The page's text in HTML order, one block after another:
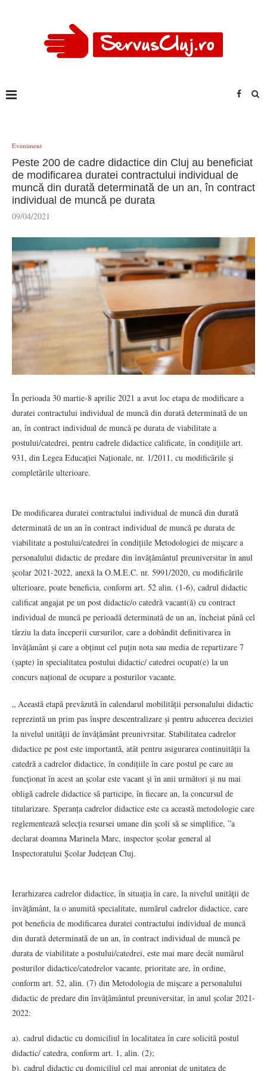
Eveniment
Peste 200 de cadre didactice din Cluj au beneficiat
de modificarea duratei contractului individual de
muncă din durată determinată de un an, în contract
individual de muncă pe durata
09/04/2021
În perioada 30 martie-8 aprilie 2021 a avut loc etapa de modificare a
duratei contractului individual de muncă din durată determinată de un
an, în contract individual de muncă pe durata de viabilitate a
postului/catedrei, pentru cadrele didactice calificate, în condiţiile art.
931, din Legea Educației Naționale, nr. 1/2011, cu modificările şi
completările ulterioare.
De modificarea duratei contractului individual de muncă din durată
determinată de un an în contract individual de muncă pe durata de
viabilitate a postului/catedrei în condițiile Metodologiei de mișcare a
personalului didactic de predare din învățământul preuniversitar în anul
școlar 2021-2022, anexă la O.M.E.C. nr. 5991/2020, cu modificările
ulterioare, poate beneficia, conform art. 52 alin. (1-6), cadrul didactic
calificat angajat pe un post didactic/o catedră vacant(ă) cu contract
individual de muncă pe perioadă determinată de un an, încheiat până cel
târziu la data începerii cursurilor, care a dobândit definitivarea în
învățământ și care a obținut cel puțin nota sau media de repartizare 7
(șapte) în specialitatea postului didactic/ catedrei ocupat(e) la un
concurs național de ocupare a posturilor vacante.
„ Această etapă prevăzută în calendarul mobilității personalului didactic
reprezintă un prim pas înspre descentralizare și pentru aducerea deciziei
la nivelul unității de învățământ preunivrsitar. Stabilitatea cadrelor
didactice pe post este importantă, atât pentru asigurarea continuității la
catedră a cadrelor didactice, în condițiile în care postul pe care au
funcționat în acest an școlar este vacant și în anii următori și nu mai
obligă cadrele didactice să participe, în fiecare an, la concursul de
titularizare. Speranța cadrelor didactice este ca această metodologie care
reglementează selecția resursei umane din școli să se simplifice, ”a
declarat doamna Marinela Marc, inspector școlar general al
Inspectoratului Școlar Județean Cluj.
Ierarhizarea cadrelor didactice, în situația în care, la nivelul unităţii de
învăţământ, la o anumită specialitate, numărul cadrelor didactice, care
pot beneficia de modificarea duratei contractului individual de muncă
din durată determinată de un an, în contract individual de muncă pe
durata de viabilitate a postului/catedrei, este mai mare decât numărul
posturilor didactice/catedrelor vacante, prioritate are, în ordine,
conform art. 52, alin. (7) din Metodologia de mișcare a personalului
didactic de predare din învățământul preuniversitar, în anul școlar 2021-
2022:
a). cadrul didactic cu domiciliul în localitatea în care solicită postul
didactic/ catedra, conform art. 1, alin. (2);
b). cadrul didactic cu domiciliul cel mai apropiat de unitatea de